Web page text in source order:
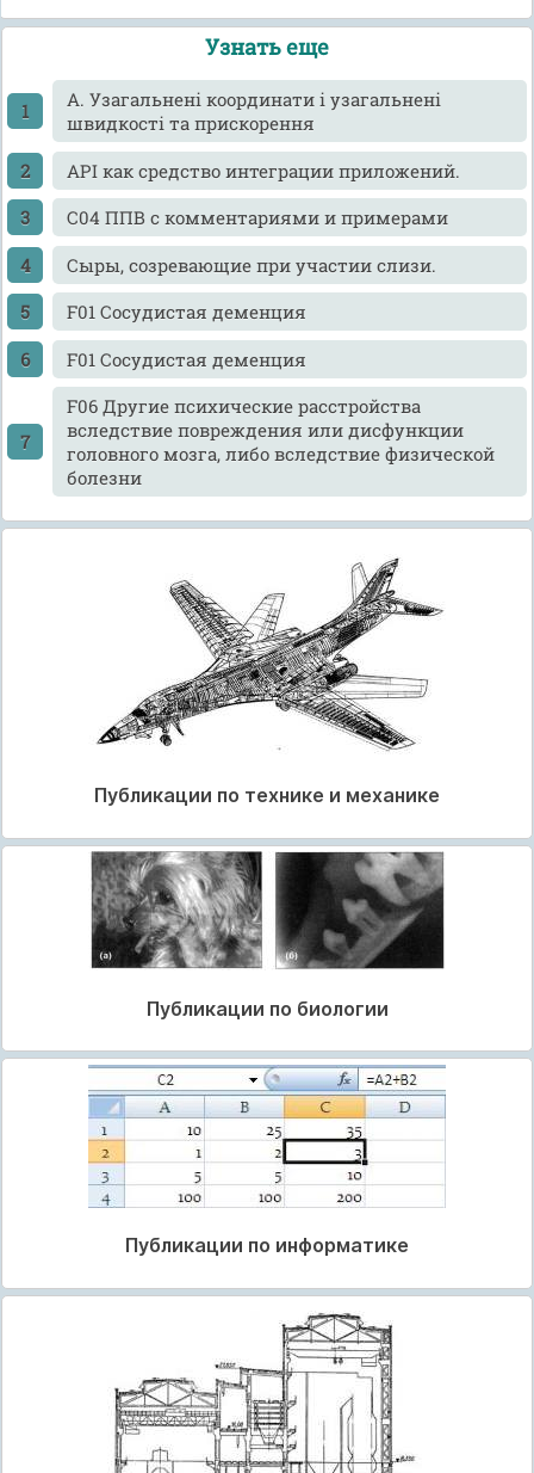
Узнать еще
A. Узагальнені координати і узагальнені
швидкості та прискорення
API как средство интеграции приложений.
C04 ППВ с комментариями и примерами
Cыры, созревающие при участии слизи.
F01 Сосудистая деменция
F01 Сосудистая деменция
F06 Другие психические расстройства
вследствие повреждения или дисфункции
головного мозга, либо вследствие физической
болезни
Публикации по технике и механике
Публикации по биологии
Публикации по информатике